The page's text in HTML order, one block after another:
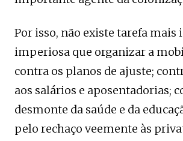
Por isso, não existe tarefa
imperiosa que organizar a
contra os planos de ajuste;
aos salários e aposentadorias;
desmonte da saúde e da
pelo rechaço veemente às